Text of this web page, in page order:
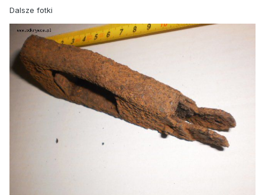
Dalsze fotki